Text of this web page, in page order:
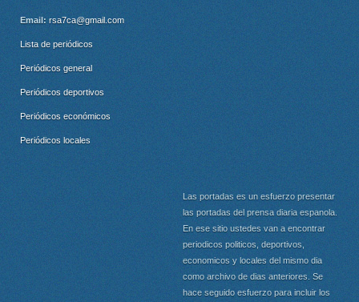
Email: rsa7ca@gmail.com
Lista de periódicos
Periódicos general
Periódicos deportivos
Periódicos económicos
Periódicos locales
Las portadas es un esfuerzo presentar
las portadas del prensa diaria espanola.
En ese sitio ustedes van a encontrar
periodicos politicos, deportivos,
economicos y locales del mismo dia
como archivo de dias anteriores. Se
hace seguido esfuerzo para incluir los